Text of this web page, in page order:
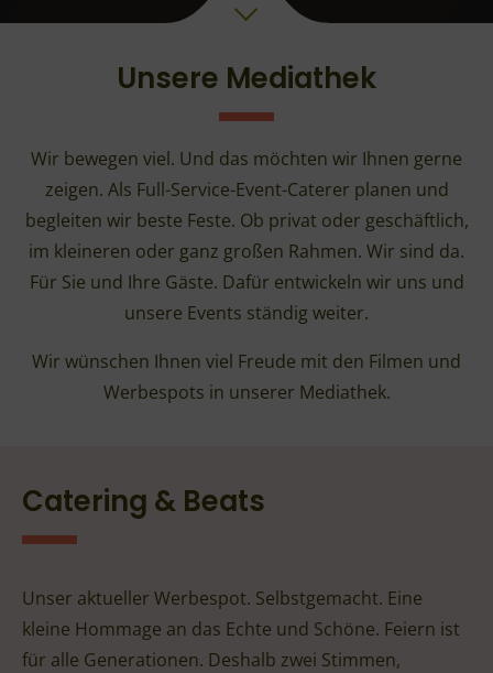
Unsere Mediathek
Wir bewegen viel. Und das möchten wir Ihnen gerne
zeigen. Als Full-Service-Event-Caterer planen und
begleiten wir beste Feste. Ob privat oder geschäftlich,
im kleineren oder ganz großen Rahmen. Wir sind da.
Für Sie und Ihre Gäste. Dafür entwickeln wir uns und
unsere Events ständig weiter.
Wir wünschen Ihnen viel Freude mit den Filmen und
Werbespots in unserer Mediathek.
Catering & Beats
Unser aktueller Werbespot. Selbstgemacht. Eine
kleine Hommage an das Echte und Schöne. Feiern ist
für alle Generationen. Deshalb zwei Stimmen,